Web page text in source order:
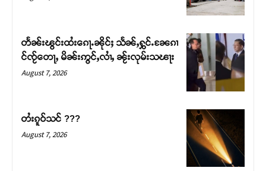
တႃႇႁႂ်ႈသဵင်ၵၢင်ၸႂ်ၵူၼ်းမိူင်း ၵူႈတီႈၵူႈလႅၼ်ပေႃးတေၸွ
တ်ႇ တူဝ်ႈလုမ်ႈၾႃႉၼၼ်ႉ ၶဝ်ႈႁူမ်ႈၵမ်ႉထႅမ် ၸုမ်းၶၢ
ဝ်ႇၽူႈတွႆႇႁွၵ်ႈ လႆႈယူႇၶႃႈဢေႃႈ။
တႅၼ်းၽွင်းထႆးၵေႃႉၼိုင်ႈ သႅၼ်ႇႁွင်ႉၼႄၵၢ
င်ၸႂ်တေႃႇ မိၼ်းဢွင်ႇလၢႆႇ ၼႂ်းလုမ်းသၽႃး
August 7, 2026
တႆးၵူဝ်သင် ???
August 7, 2026